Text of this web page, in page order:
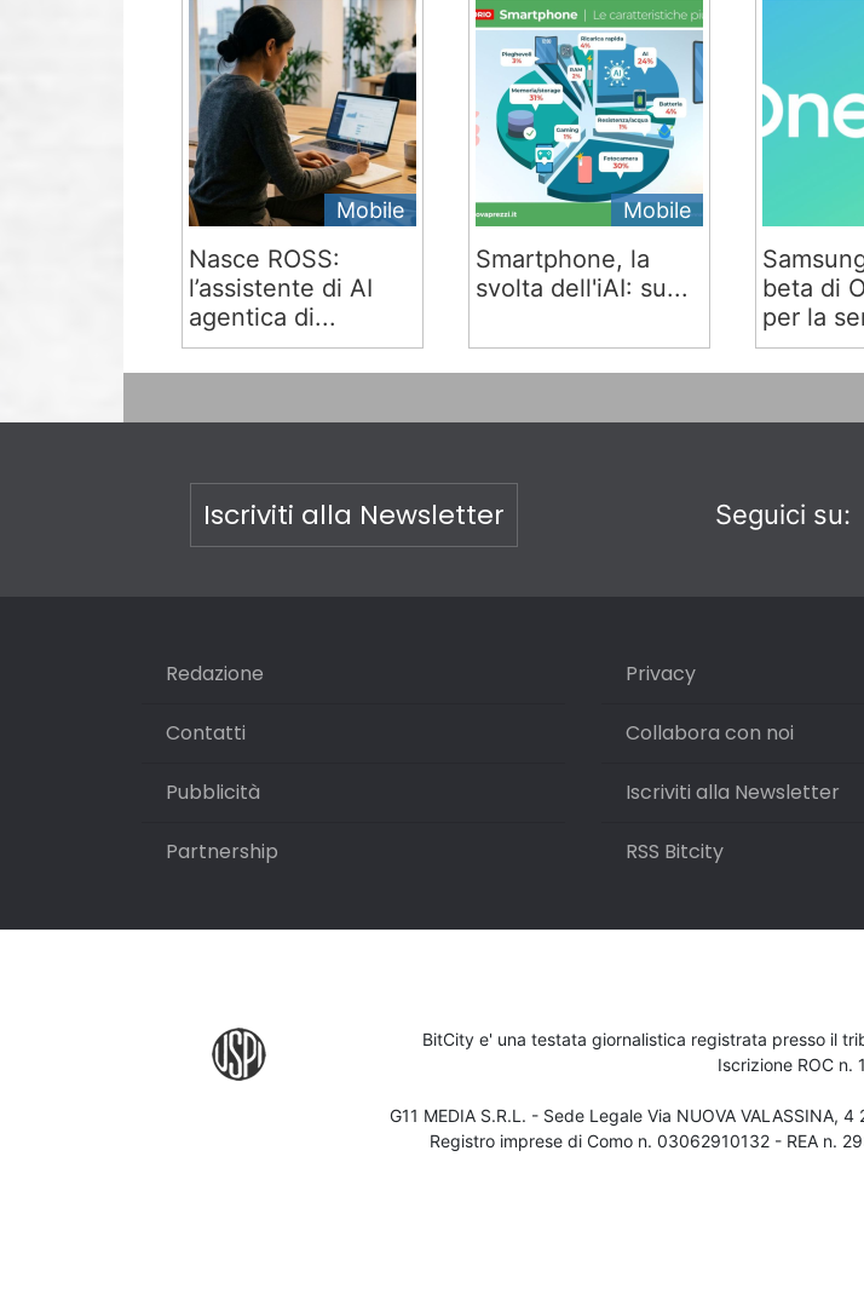
Mobile
Nasce ROSS:
l’assistente di AI
agentica di...
Mobile
Smartphone, la
svolta dell'iAI: su...
beta di
per la
Iscriviti alla Newsletter Seguici su:
Redazione
Contatti
Pubblicità
Partnership
Privacy
Collabora con noi
Iscriviti alla Newsletter
RSS Bitcity
BitCity e' una testata giornalistica registrata presso il
Iscrizione ROC n.
G11 MEDIA S.R.L. - Sede Legale Via NUOVA VALASSINA,
Registro imprese di Como n. 03062910132 - REA n.